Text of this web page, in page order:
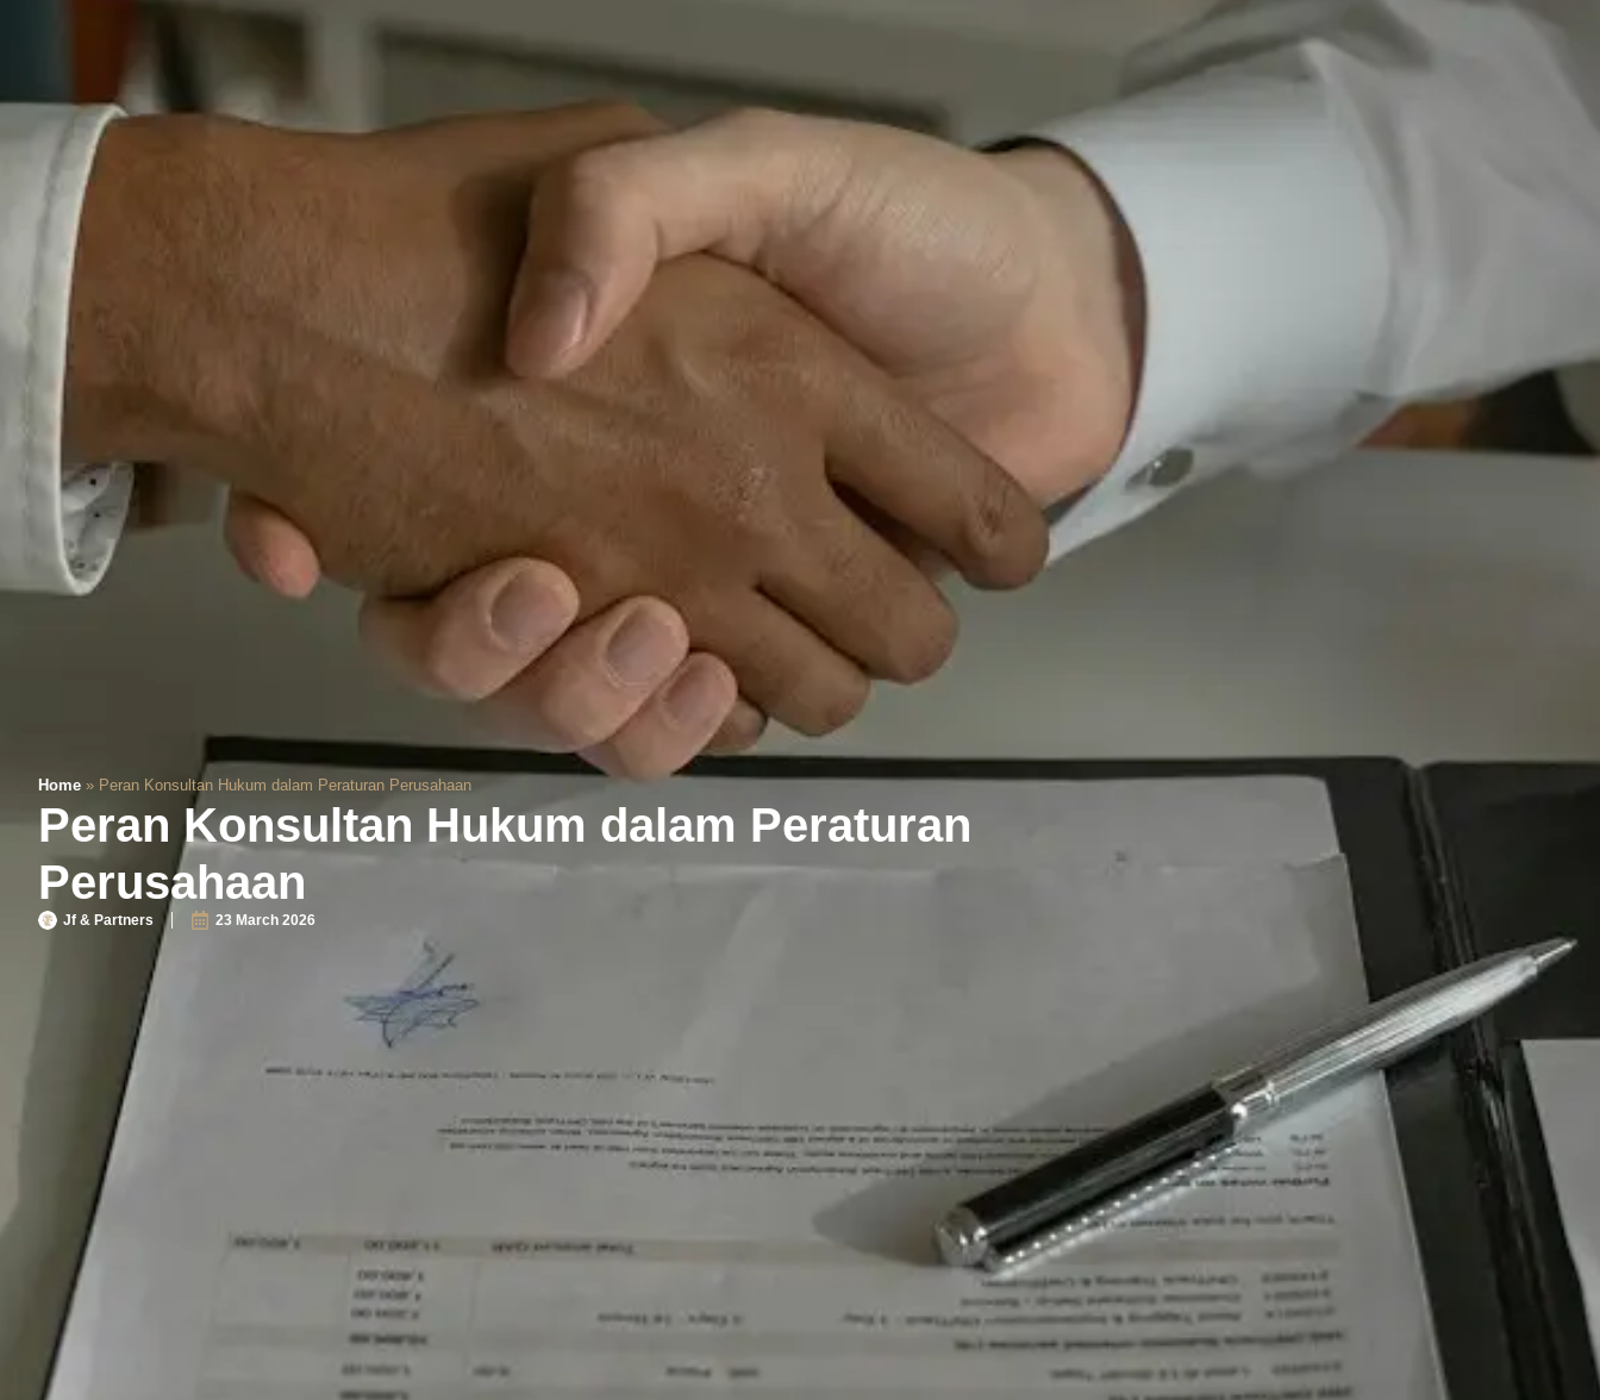
Home » Peran Konsultan Hukum dalam Peraturan Perusahaan
Peran Konsultan Hukum dalam Peraturan
Perusahaan
Jf & Partners 23 March 2026